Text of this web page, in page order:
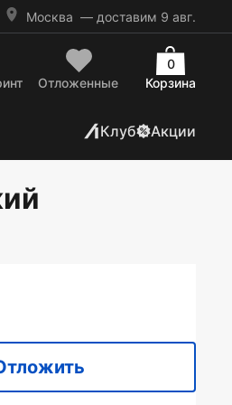
Москва — доставим 9 авг.
Отложенные Корзина
0
Клуб Акции